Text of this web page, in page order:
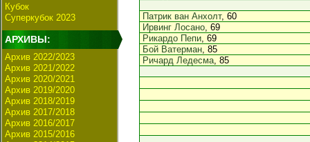
Кубок
Суперкубок 2023
АРХИВЫ:
Архив 2022/2023
Архив 2021/2022
Архив 2020/2021
Архив 2019/2020
Архив 2018/2019
Архив 2017/2018
Архив 2016/2017
Архив 2015/2016
Патрик ван Анхолт, 60
Ирвинг Лосано, 69
Рикардо Пепи, 69
Бой Ватерман, 85
Ричард Ледесма, 85